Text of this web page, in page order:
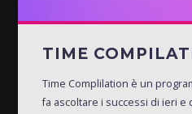
TIME
Time Complilation è un
fa ascoltare i successi di ieri e